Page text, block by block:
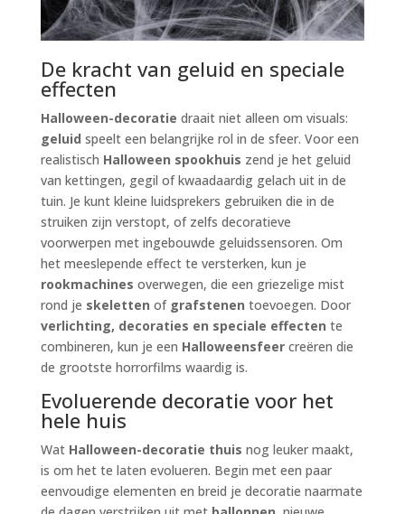
De kracht van geluid en speciale
effecten
Halloween-decoratie draait niet alleen om visuals:
geluid speelt een belangrijke rol in de sfeer. Voor een
realistisch Halloween spookhuis zend je het geluid
van kettingen, gegil of kwaadaardig gelach uit in de
tuin. Je kunt kleine luidsprekers gebruiken die in de
struiken zijn verstopt, of zelfs decoratieve
voorwerpen met ingebouwde geluidssensoren. Om
het meeslepende effect te versterken, kun je
rookmachines overwegen, die een griezelige mist
rond je skeletten of grafstenen toevoegen. Door
verlichting, decoraties en speciale effecten te
combineren, kun je een Halloweensfeercreëren die
de grootste horrorfilms waardig is.
Evoluerende decoratie voor het
hele huis
Wat Halloween-decoratie thuis nog leuker maakt,
is om het te laten evolueren. Begin met een paar
eenvoudige elementen en breid je decoratie naarmate